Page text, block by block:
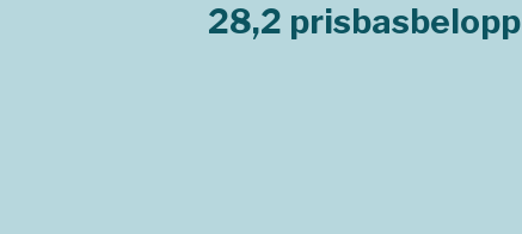
28,2 prisbasbelopp